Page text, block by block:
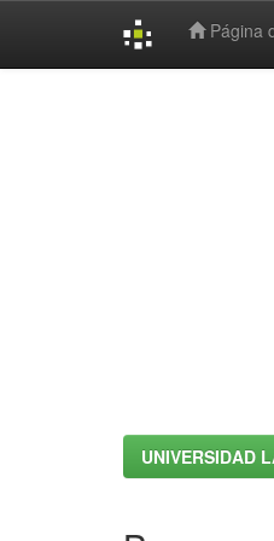
Página
UNIVERSIDAD